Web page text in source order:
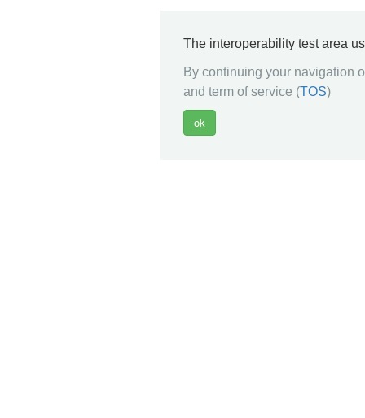
The interoperability test area
By continuing your navigation
and term of service (TOS)